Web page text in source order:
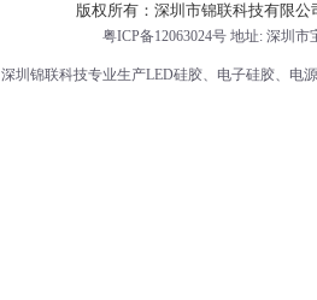
版权所有：深圳市锦联科技有限公
粤ICP备12063024号地址: 深圳市
深圳锦联科技专业生产LED硅胶、电子硅胶、电